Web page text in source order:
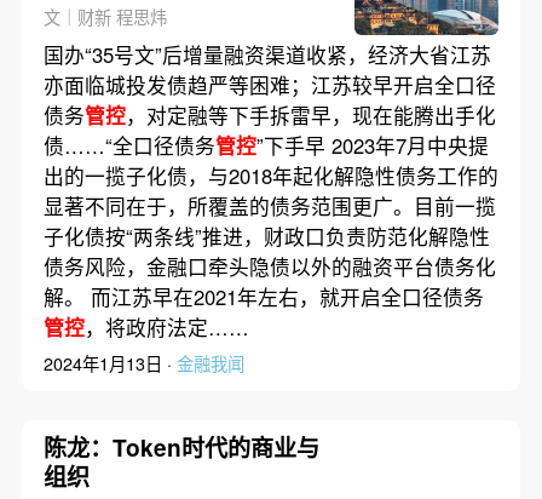
文｜财新 程思炜
国办“35号文”后增量融资渠道收紧，经济大省江苏
亦面临城投发债趋严等困难；江苏较早开启全口径
债务管控，对定融等下手拆雷早，现在能腾出手化
债……“全口径债务管控”下手早 2023年7月中央提
出的一揽子化债，与2018年起化解隐性债务工作的
显著不同在于，所覆盖的债务范围更广。目前一揽
子化债按“两条线”推进，财政口负责防范化解隐性
债务风险，金融口牵头隐债以外的融资平台债务化
解。 而江苏早在2021年左右，就开启全口径债务
管控，将政府法定……
2024年1月13日 · 金融我闻
陈龙：Token时代的商业与
组织